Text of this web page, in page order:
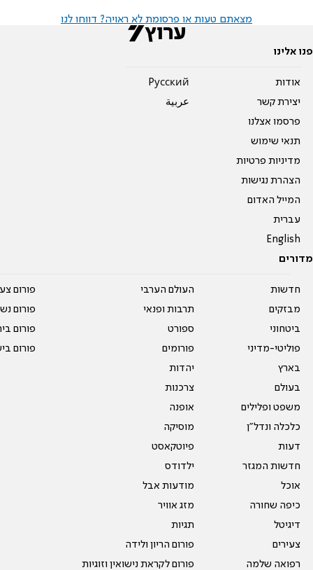
מצאתם טעות או פרסומת לא ראויה? דווחו לנו
פנו אלינו
אודות
יצירת קשר
פרסמו אצלנו
תנאי שימוש
מדיניות פרטיות
הצהרת נגישות
המייל האדום
עברית
English
Pусский
عربية
מדורים
חדשות
מבזקים
ביטחוני
פוליטי-מדיני
בארץ
בעולם
משפט ופלילים
כלכלה ונדל"ן
דעות
חדשות המגזר
אוכל
כיפה שחורה
דיגיטל
צעירים
רפואה שלמה
העולם הערבי
תרבות ופנאי
ספורט
פורומים
יהדות
צרכנות
אופנה
מוסיקה
פיוטקאסט
ילדודס
מודעות אבל
מזג אוויר
תגיות
פורום הריון ולידה
פורום לקראת נישואין וזוגיות
פורום
פורום
פורום
פורום